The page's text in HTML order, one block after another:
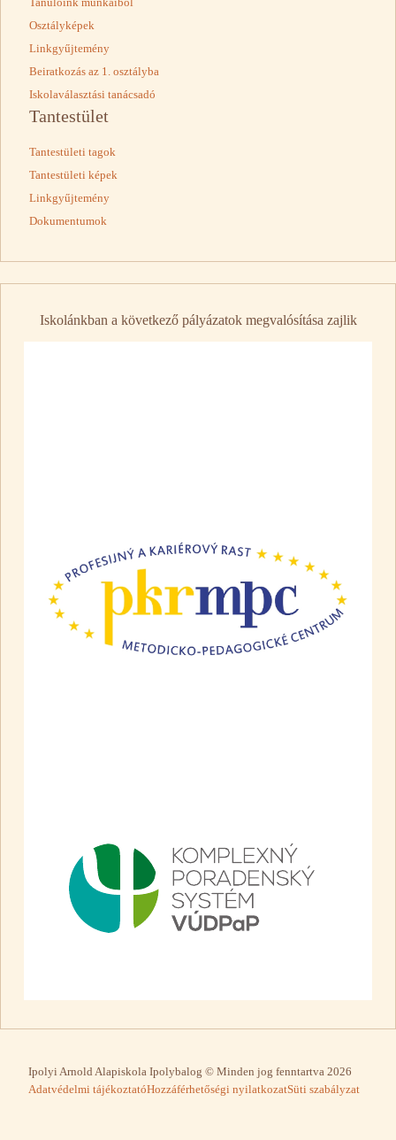
Osztályképek
Linkgyűjtemény
Beiratkozás az 1. osztályba
Iskolaválasztási tanácsadó
Tantestület
Tantestületi tagok
Tantestületi képek
Linkgyűjtemény
Dokumentumok
Iskolánkban a következő pályázatok megvalósítása zajlik
Ipolyi Arnold Alapiskola Ipolybalog © Minden jog fenntartva 2026
Adatvédelmi tájékoztatóHozzáférhetőségi nyilatkozatSüti szabályzat